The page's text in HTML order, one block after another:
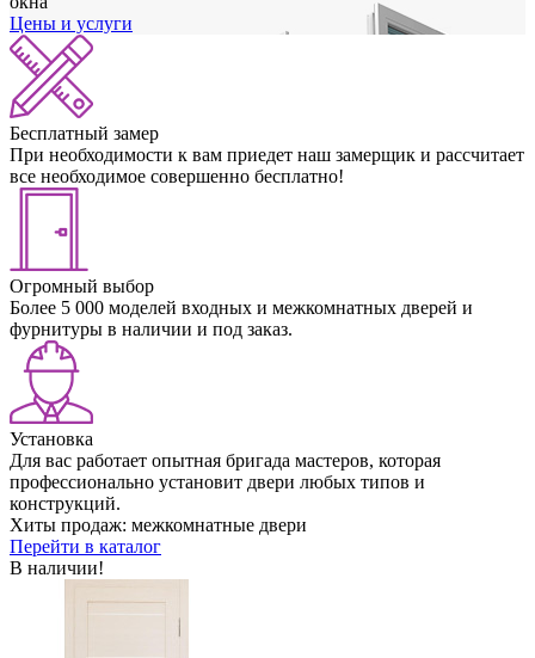
Цены и услуги
Бесплатный замер
При необходимости к вам приедет наш замерщик и рассчитает
все необходимое совершенно бесплатно!
Огромный выбор
Более 5 000 моделей входных и межкомнатных дверей и
фурнитуры в наличии и под заказ.
Установка
Для вас работает опытная бригада мастеров, которая
профессионально установит двери любых типов и
конструкций.
Хиты продаж: межкомнатные двери
Перейти в каталог
В наличии!